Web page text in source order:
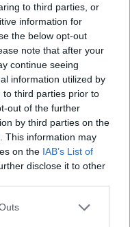
to third parties, or
information for
the below opt-out
note that after your
continue seeing
information utilized by
to third parties prior to
out of the further
by third parties on the
This information may
on the IAB’s List of
disclose it to other
Η άφιξη της
μυστικό